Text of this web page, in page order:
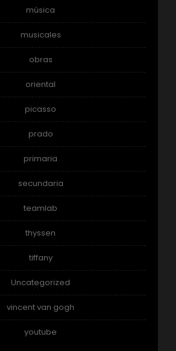
música
musicales
obras
oriental
picasso
prado
primaria
secundaria
teamlab
thyssen
tiffany
Uncategorized
vincent van gogh
youtube